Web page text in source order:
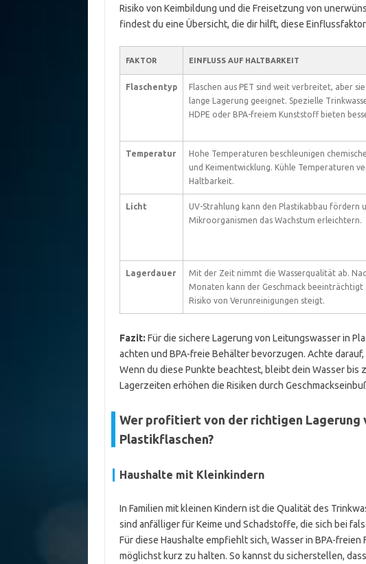
Risiko von Keimbildung und die Freisetzung von
findest du eine Übersicht, die dir hilft, diese
FAKTOR EINFLUSS AUF HALTBARKEIT
Flaschentyp
Flaschen aus PET sind weit verbreitet, aber
lange Lagerung geeignet. Spezielle
HDPE oder BPA-freiem Kunststoff bieten
Temperatur
Hohe Temperaturen beschleunigen
und Keimentwicklung. Kühle Temperaturen
Haltbarkeit.
Licht
UV-Strahlung kann den Plastikabbau fördern
Mikroorganismen das Wachstum erleichtern.
Lagerdauer
Mit der Zeit nimmt die Wasserqualität ab.
Monaten kann der Geschmack beeinträchtigt
Risiko von Verunreinigungen steigt.
Fazit: Für die sichere Lagerung von Leitungswasser in
achten und BPA-freie Behälter bevorzugen. Achte
Wenn du diese Punkte beachtest, bleibt dein Wasser bis
Lagerzeiten erhöhen die Risiken durch
Wer profitiert von der richtigen Lagerung
Plastikflaschen?
Haushalte mit Kleinkindern
In Familien mit kleinen Kindern ist die Qualität des
sind anfälliger für Keime und Schadstoffe, die sich bei
Für diese Haushalte empfiehlt sich, Wasser in BPA-
möglichst kurz zu halten. So kannst du sicherstellen,